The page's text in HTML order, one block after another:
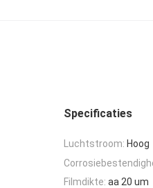
Specificaties
Luchtstroom: Hoog
Filmdikte: aa 20 um